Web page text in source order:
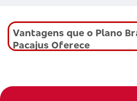
Vantagens que o Plano
Pacajus Oferece